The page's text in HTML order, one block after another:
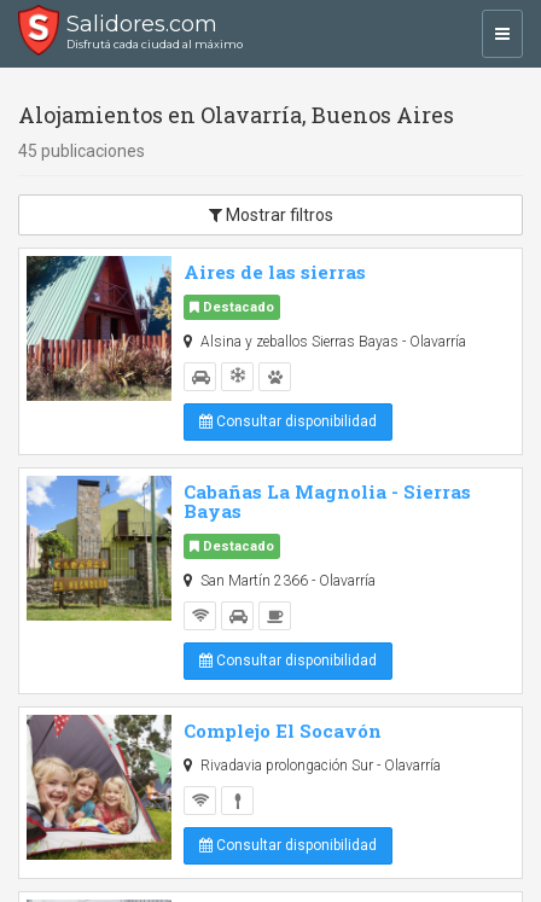
Salidores.com
Disfrutá cada ciudad al máximo
Alojamientos en Olavarría, Buenos Aires
45 publicaciones
Mostrar filtros
Aires de las sierras
Destacado
Alsina y zeballos Sierras Bayas - Olavarría
Consultar disponibilidad
Cabañas La Magnolia - Sierras
Bayas
Destacado
San Martín 2366 - Olavarría
Consultar disponibilidad
Complejo El Socavón
Rivadavia prolongación Sur - Olavarría
Consultar disponibilidad